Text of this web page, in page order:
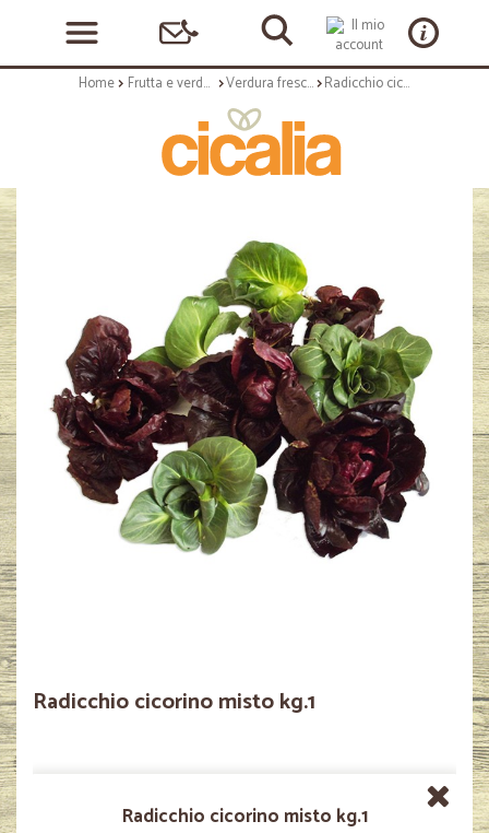
Home Frutta e verdura Verdura fresca Radicchio cicorino misto kg.1
Radicchio cicorino misto kg.1
Radicchio cicorino misto kg.1